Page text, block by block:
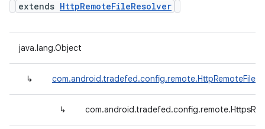
extends HttpRemoteFileResolver
java.lang.Object
↳
↳